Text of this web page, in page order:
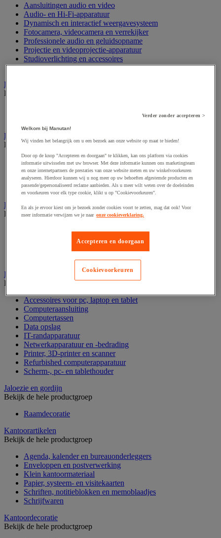
Aansluitingen audio en video
Audio- en Hi-Fi-apparatuur
Dynamisch en interactief weergavesysteem
Fotocamera, videocamera en verrekijker
Professionele audio en geluidsopname
Projectie en videoprojectie-apparatuur
Studioverlichting en accessoires
Tv, dvd-speler en Blu-ray
Bewegwijzering en aanduidingsborden
Bekijk de hele productgroep
Folderrek en -houder
Bekijk de hele productgroep
Folderrek
Mobiel folderrek
Tafel folderstandaard
Wandfolderhouder
Inname en beheer van geld
Bekijk de hele productgroep
Barcode scanner en accessoires
Biljettenteller/sorteerder en valsgelddetector
IT en multimedia
Bekijk de hele productgroep
Accessoires voor pc, laptop en tablet
Computeraansluiting
Computertassen
Data opslag
IT-randapparatuur
Netwerkapparatuur en -bedrading
Printer, 3D-printer en scanner
Refurbished computerapparatuur
Scherm-, pc- en tablethouder
Jaloezie en gordijn
Bekijk de hele productgroep
Raamdecoratie
Kantoorartikelen
Bekijk de hele productgroep
Agenda, kalender en bureauonderleggers
Enveloppen en postverwerking
Klein kantoormateriaal
Papier, systeem- en visitekaarten
Schriften, notitieblokken en memoblaadjes
Schrijfwaren
Kantoordecoratie
Bekijk de hele productgroep
Verder zonder accepteren >
Welkom bij Manutan!
Wij vinden het belangrijk om u een bezoek aan onze website op maat te bieden!
Door op de knop "Accepteren en doorgaan" te klikken, kan ons platform via cookies
informatie uitwisselen met uw browser. Met deze informatie kunnen ons marketingteam
en onze internetpartners de prestaties van onze website meten en uw winkelvoorkeuren
analyseren. Hierdoor kunnen wij u nog meer op uw behoeften afgestemde producten en
passende/gepersonaliseerd reclame aanbieden. Als u meer wilt weten over de doeleinden
en voorkeuren voor elk type cookie, klikt u op "Cookievoorkeuren".
En als je ervoor kiest om je bezoek zonder cookies voort te zetten, mag dat ook! Voor
meer informatie verwijzen we je naar onze cookieverklaring.
Accepteren en doorgaan
Cookievoorkeuren